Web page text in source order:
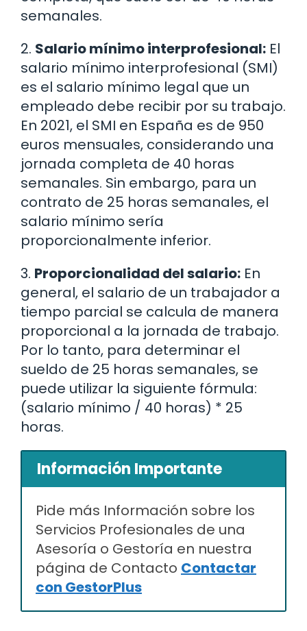
semanales.
2. Salario mínimo interprofesional: El
salario mínimo interprofesional (SMI)
es el salario mínimo legal que un
empleado debe recibir por su trabajo.
En 2021, el SMI en España es de 950
euros mensuales, considerando una
jornada completa de 40 horas
semanales. Sin embargo, para un
contrato de 25 horas semanales, el
salario mínimo sería
proporcionalmente inferior.
3. Proporcionalidad del salario: En
general, el salario de un trabajador a
tiempo parcial se calcula de manera
proporcional a la jornada de trabajo.
Por lo tanto, para determinar el
sueldo de 25 horas semanales, se
puede utilizar la siguiente fórmula:
(salario mínimo / 40 horas) * 25
horas.
Información Importante
Pide más Información sobre los
Servicios Profesionales de una
Asesoría o Gestoría en nuestra
página de Contacto Contactar
con GestorPlus